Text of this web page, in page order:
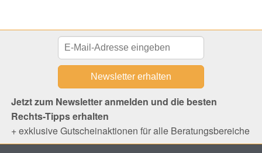
Jetzt zum Newsletter anmelden und die besten
Rechts-Tipps erhalten
+ exklusive Gutscheinaktionen für alle Beratungsbereiche